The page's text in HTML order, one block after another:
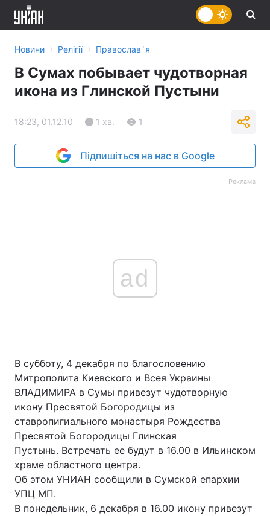
Новини › Релігії › Православ`я
В Сумах побывает чудотворная
икона из Глинской Пустыни
18:23, 01.12.10 1 хв. 1
Підпишіться на нас в Google
Реклама
ad
В субботу, 4 декабря по благословению
Митрополита Киевского и Всея Украины
ВЛАДИМИРА в Сумы привезут чудотворную
икону Пресвятой Богородицы из
ставропигиального монастыря Рождества
Пресвятой Богородицы Глинская
Пустынь. Встречать ее будут в 16.00 в Ильинском
храме областного центра.
Об этом УНИАН сообщили в Сумской епархии
УПЦ МП.
В понедельник, 6 декабря в 16.00 икону привезут